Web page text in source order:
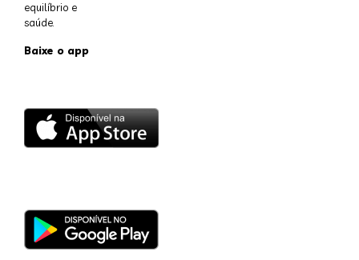
equilíbrio e
saúde.
Baixe o app